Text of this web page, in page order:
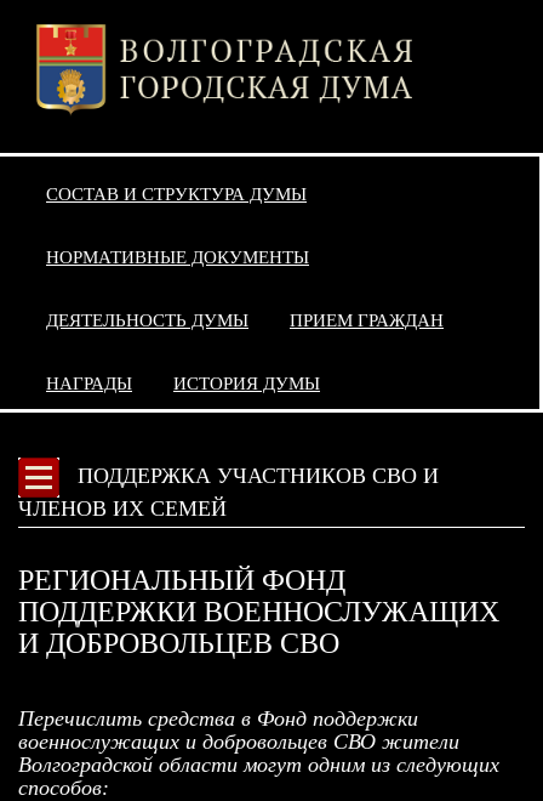
СОСТАВ И СТРУКТУРА ДУМЫ
НОРМАТИВНЫЕ ДОКУМЕНТЫ
ДЕЯТЕЛЬНОСТЬ ДУМЫ ПРИЕМ ГРАЖДАН
НАГРАДЫ ИСТОРИЯ ДУМЫ
ПОДДЕРЖКА УЧАСТНИКОВ СВО И
ЧЛЕНОВ ИХ СЕМЕЙ
РЕГИОНАЛЬНЫЙ ФОНД
ПОДДЕРЖКИ ВОЕННОСЛУЖАЩИХ
И ДОБРОВОЛЬЦЕВ СВО
Перечислить средства в Фонд поддержки
военнослужащих и добровольцев СВО жители
Волгоградской области могут одним из следующих
способов: